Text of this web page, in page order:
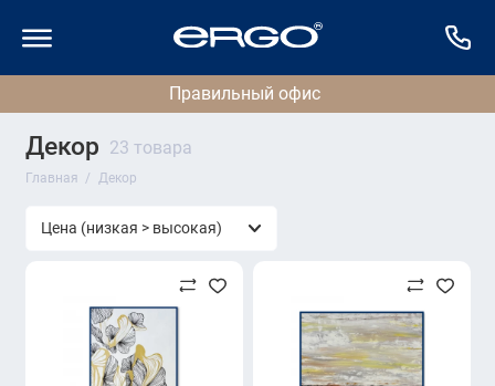
Декор 23 товара
Главная Декор